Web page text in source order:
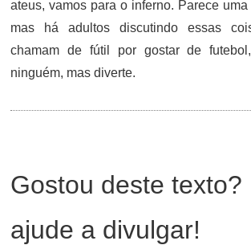
ateus, vamos para o inferno. Parece
mas há adultos discutindo essas
chamam de fútil por gostar de
ninguém, mas diverte.
Gostou deste texto?
ajude a divulgar!